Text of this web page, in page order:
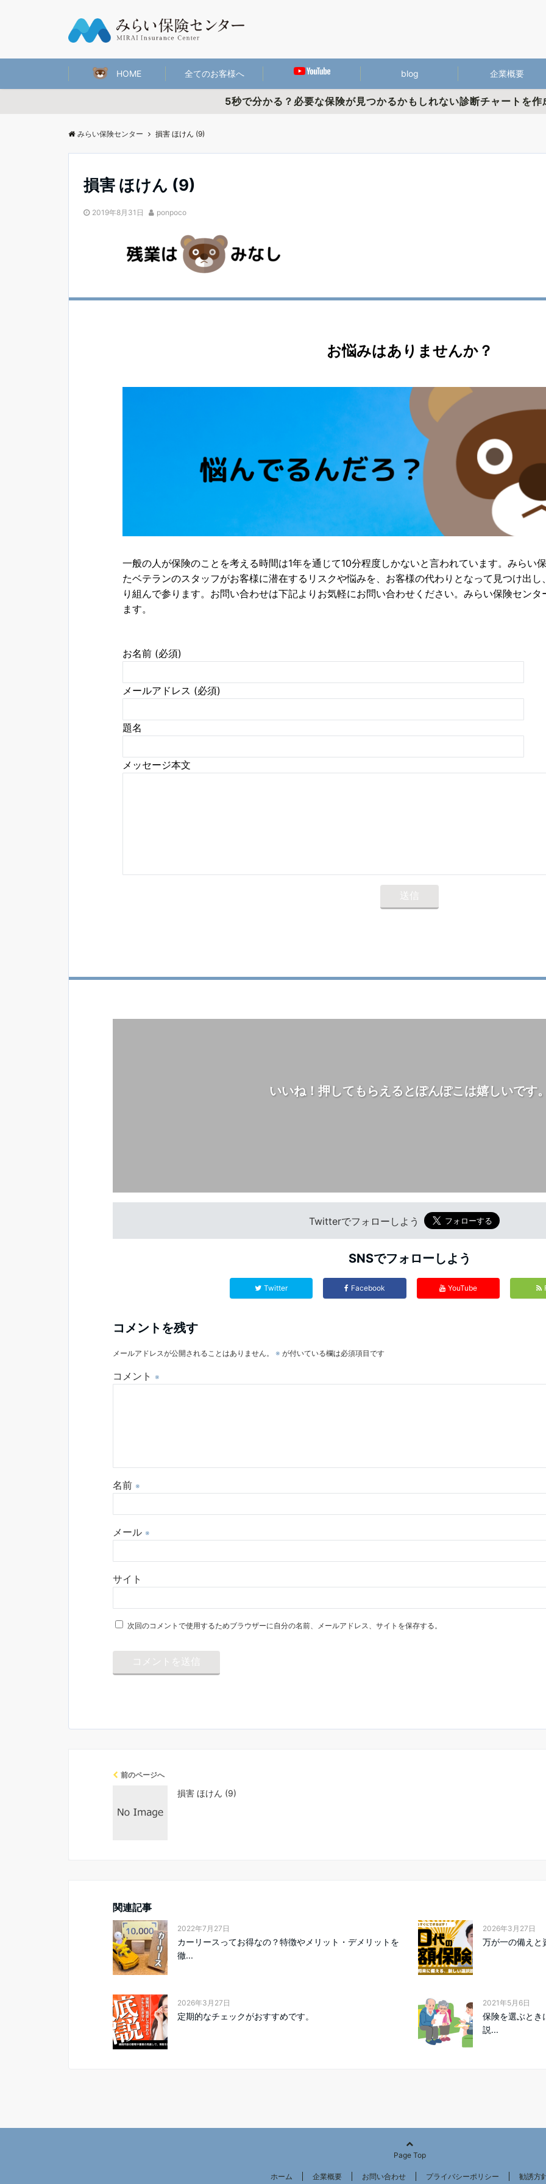
HOME 全てのお客様へ blog 企業概要
5秒で分かる？必要な保険が見つかるかもしれない診断チャートを作
みらい保険センター 損害 ほけん (9)
損害 ほけん (9)
2019年8月31日 ponpoco
お悩みはありませんか？
一般の人が保険のことを考える時間は1年を通じて10分程度しかないと言われています。みらい
たベテランのスタッフがお客様に潜在するリスクや悩みを、お客様の代わりとなって見つけ出
り組んで参ります。お問い合わせは下記よりお気軽にお問い合わせください。みらい保険セン
ます。
お名前 (必須)
メールアドレス (必須)
題名
メッセージ本文
いいね！押してもらえるとぽんぽこは嬉しいです
Twitterでフォローしよう
SNSでフォローしよう
Twitter Facebook YouTube
コメントを残す
メールアドレスが公開されることはありません。 ※ が付いている欄は必須項目です
コメント ※
名前 ※
メール ※
サイト
次回のコメントで使用するためブラウザーに自分の名前、メールアドレス、サイトを保存する。
前のページへ
損害 ほけん (9)
関連記事
2022年7月27日
カーリースってお得なの？特徴やメリット・デメリットを
徹...
2026年3月27日
万が一の備えと
2026年3月27日
定期的なチェックがおすすめです。
2021年5月6日
保険を選ぶとき
説...
Page Top
ホーム 企業概要 お問い合わせ プライバシーポリシー 勧誘方